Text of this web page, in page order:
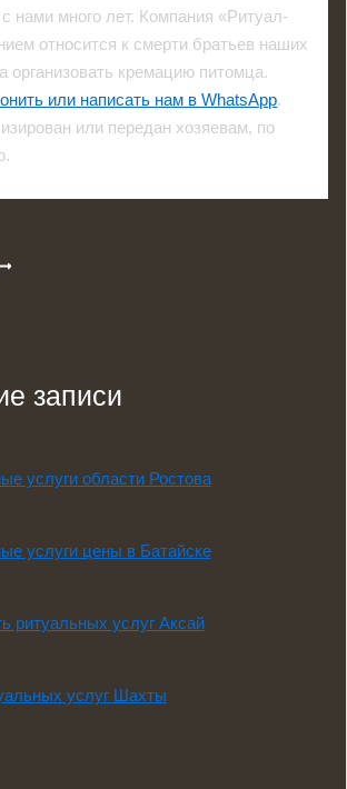
нами много лет. Компания «Ритуал-
относится к смерти братьев наших
организовать кремацию питомца.
или написать нам в WhatsApp.
или передан хозяевам, по
записи